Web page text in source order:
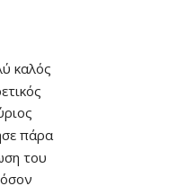
καλός
πάρα
του